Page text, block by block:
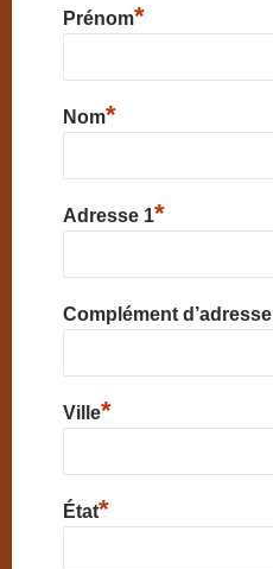
Prénom*
Nom*
Adresse 1*
Complément d’adresse
Ville*
État*